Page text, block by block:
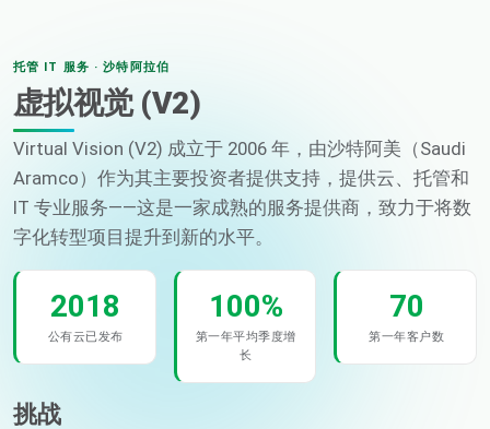
托管 IT 服务 · 沙特阿拉伯
虚拟视觉 (V2)
Virtual Vision (V2) 成立于 2006 年，由沙特阿美（Saudi
Aramco）作为其主要投资者提供支持，提供云、托管和
IT 专业服务——这是一家成熟的服务提供商，致力于将数
字化转型项目提升到新的水平。
2018
公有云已发布
100%
第一年平均季度增
长
70
第一年客户数
挑战